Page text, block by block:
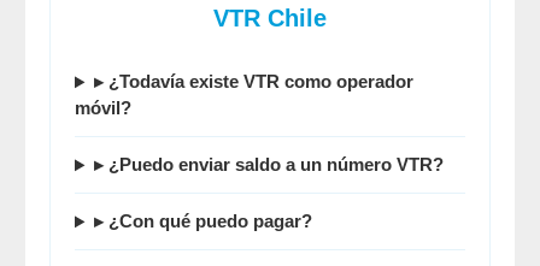
VTR Chile
▸ ¿Todavía existe VTR como operador
móvil?
▸ ¿Puedo enviar saldo a un número VTR?
▸ ¿Con qué puedo pagar?